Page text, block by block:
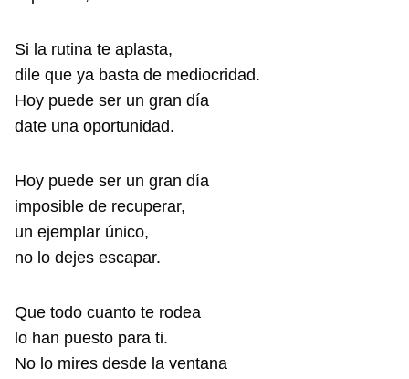
Si la rutina te aplasta,
dile que ya basta de mediocridad.
Hoy puede ser un gran día
date una oportunidad.
Hoy puede ser un gran día
imposible de recuperar,
un ejemplar único,
no lo dejes escapar.
Que todo cuanto te rodea
lo han puesto para ti.
No lo mires desde la ventana